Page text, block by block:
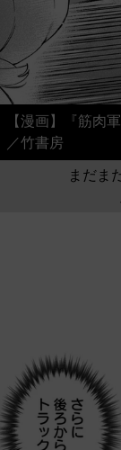
【漫画】『筋肉
／竹書房
まだま